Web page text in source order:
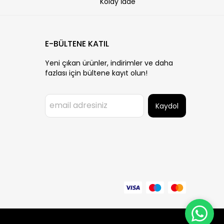
E-BÜLTENE KATIL
Yeni çıkan ürünler, indirimler ve daha
fazlası için bültene kayıt olun!
Kaydol